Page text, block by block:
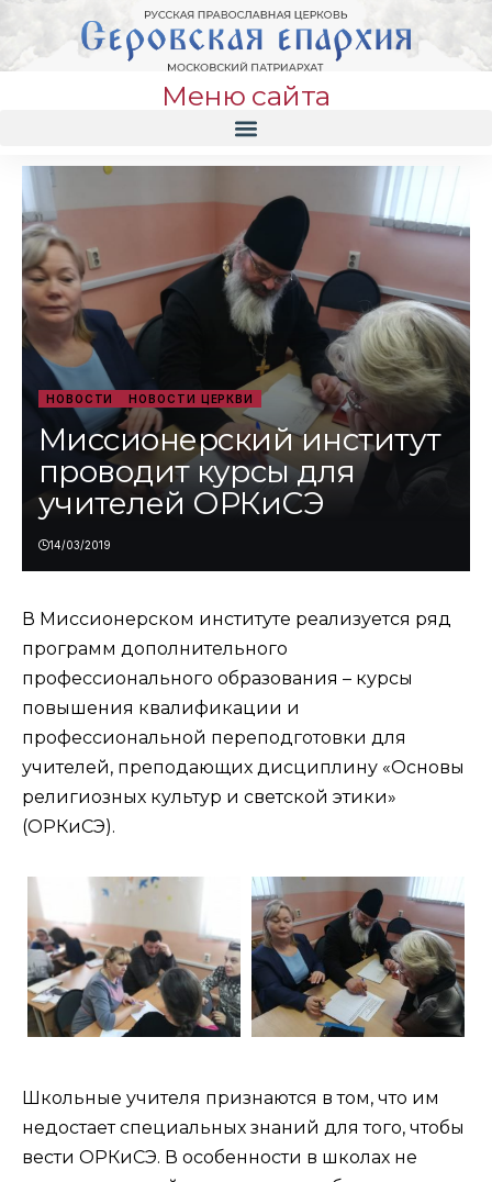
Меню сайта
НОВОСТИ НОВОСТИ ЦЕРКВИ
Миссионерский институт
проводит курсы для
учителей ОРКиСЭ
14/03/2019
В Миссионерском институте реализуется ряд
программ дополнительного
профессионального образования – курсы
повышения квалификации и
профессиональной переподготовки для
учителей, преподающих дисциплину «Основы
религиозных культур и светской этики»
(ОРКиСЭ).
Школьные учителя признаются в том, что им
недостает специальных знаний для того, чтобы
вести ОРКиСЭ. В особенности в школах не